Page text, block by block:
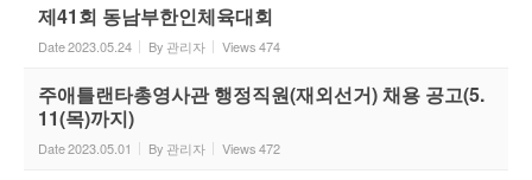
제41회 동남부한인체육대회
Date2023.05.24 By 관리자 Views474
주애틀랜타총영사관 행정직원(재외선거) 채용 공고(5.
11(목)까지)
Date2023.05.01 By 관리자 Views472